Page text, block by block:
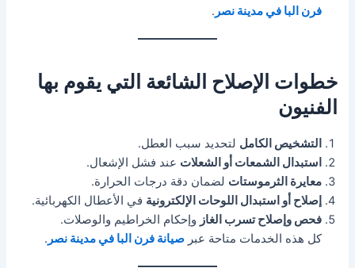
فرن البا في مدينة نصر .
خطوات الإصلاح الشائعة التي يقوم بها
الفنيون
التشخيص الكامل لتحديد سبب العطل.
استبدال الشمعات أو الشعلات عند فشل الإشعال.
معايرة الثرموستات لضمان دقة درجات الحرارة.
إصلاح أو استبدال اللوحات الإلكترونية في الأعطال الكهربائية.
فحص وإصلاح تسرب الغاز وإحكام الخراطيم والوصلات.
كل هذه الخدمات متاحة عبرصيانة فرن البا في مدينة نصر .